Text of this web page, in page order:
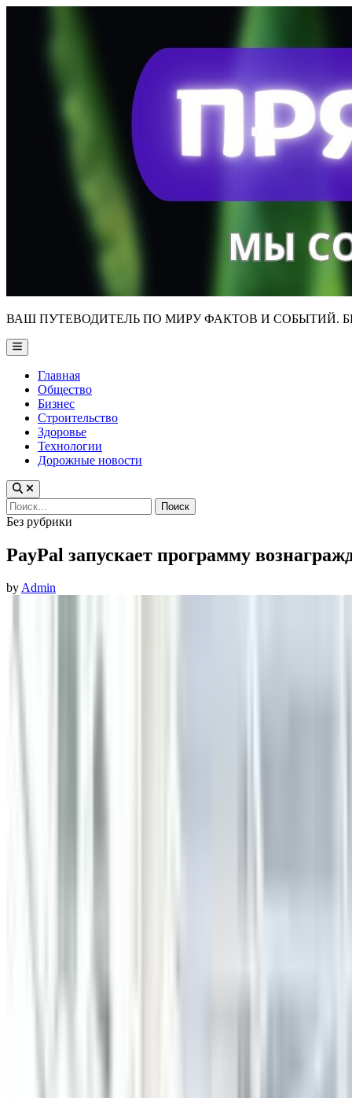
ВАШ ПУТЕВОДИТЕЛЬ ПО МИРУ ФАКТОВ И СОБЫТИЙ.
Main
Menu
Главная
Общество
Бизнес
Строительство
Здоровье
Технологии
Дорожные новости
Найти:
Posted
Без рубрики
PayPal запускает программу
byAdmin